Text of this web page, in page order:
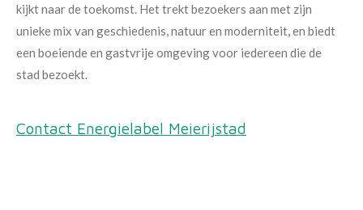
kijkt naar de toekomst. Het trekt bezoekers aan met zijn
unieke mix van geschiedenis, natuur en moderniteit, en biedt
een boeiende en gastvrije omgeving voor iedereen die de
stad bezoekt.
Contact Energielabel Meierijstad